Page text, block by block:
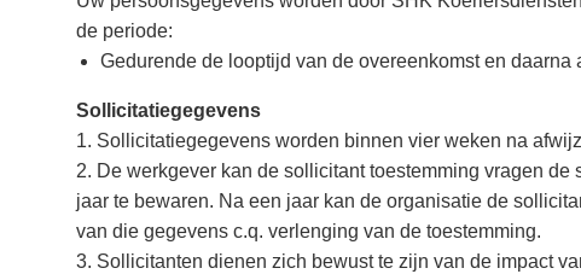
de periode:
Gedurende de looptijd van de overeenkomst en
Sollicitatiegegevens
1. Sollicitatiegegevens worden binnen vier weken na
2. De werkgever kan de sollicitant toestemming vragen
jaar te bewaren. Na een jaar kan de organisatie de
van die gegevens c.q. verlenging van de toestemming.
3. Sollicitanten dienen zich bewust te zijn van de impact